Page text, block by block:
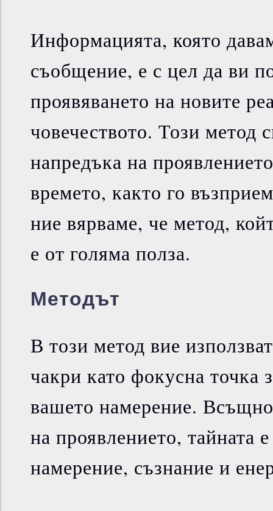
Информацията, която
съобщение, е с цел да ви
проявяването на новите
човечеството. Този метод
напредъка на
времето, както го
ние вярваме, че метод,
е от голяма полза.
Методът
В този метод вие
чакри като фокусна точка
вашето намерение.
на проявлението, тайната
намерение, съзнание и